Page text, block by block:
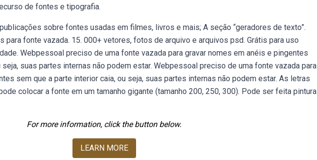
de fontes e tipografia.
sobre fontes usadas em filmes, livros e mais; A seção “geradores de texto”.
para fonte vazada. 15. 000+ vetores, fotos de arquivo e arquivos psd. Grátis para uso
Webpessoal preciso de uma fonte vazada para gravar nomes em anéis e pingentes
suas partes internas não podem estar. Webpessoal preciso de uma fonte vazada para
sem que a parte interior caia, ou seja, suas partes internas não podem estar. As letras
colocar a fonte em um tamanho gigante (tamanho 200, 250, 300). Pode ser feita pintura
For more information, click the button below.
LEARN MORE